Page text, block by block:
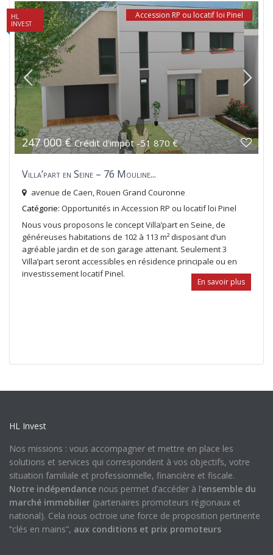
247 000 €Crédit d'impôt -51 870 €
Accession RP ou locatif loi Pinel
HL
INVEST
Villa’part en Seine – 76 Mouline...
avenue de Caen,Rouen Grand Couronne
Catégorie: Opportunités in Accession RP ou locatif loi Pinel
Nous vous proposons le concept Villa’part en Seine, de
généreuses habitations de 102 à 113 m² disposant d’un
agréable jardin et de son garage attenant. Seulement 3
Villa’part seront accessibles en résidence principale ou en
investissement locatif Pinel.
En savoir plus
HL Invest
Nos missions : vous accompagner et mettre en place les
solutions et services qui correspondent à vos objectifs, votre
situation familiale et professionnelle, financière et fiscale.
Notre indépendance nous permet d’accéder à l’ensemble du
marché immobilier (partenaires promoteurs régionaux et
national). Cela nous octroie une force de proposition pertinente
“clés en mains”, aux conditions et prix promoteurs